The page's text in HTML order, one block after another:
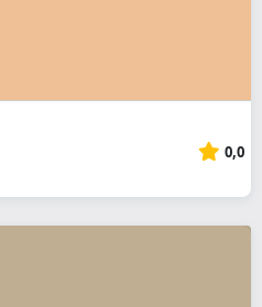
0,0